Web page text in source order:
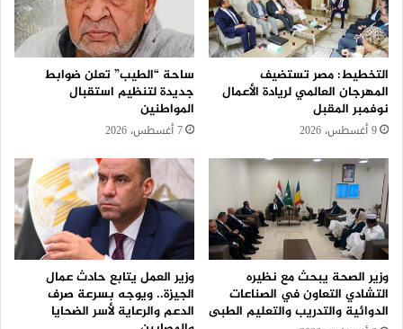
التخطيط: مصر تستضيف
المهرجان العالمي لريادة الأعمال
نوفمبر المقبل
9 أغسطس، 2026
ساحة “الطيب” تعلن ضوابط
جديدة لتنظيم استقبال
المواطنين
7 أغسطس، 2026
وزير الصحة يبحث مع نظيره
التشادي التعاون في الصناعات
الدوائية والتدريب والتعليم الطبى
وزير العمل يتابع حادث عمال
الجيزة.. ويوجه بسرعة صرف
الدعم والرعاية لأسر الضحايا